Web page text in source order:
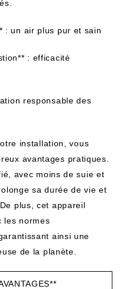
: un air plus pur et sain
: efficacité
responsable des
installation, vous
avantages pratiques.
avec moins de suie et
sa durée de vie et
plus, cet appareil
les normes
ainsi une
de la planète.